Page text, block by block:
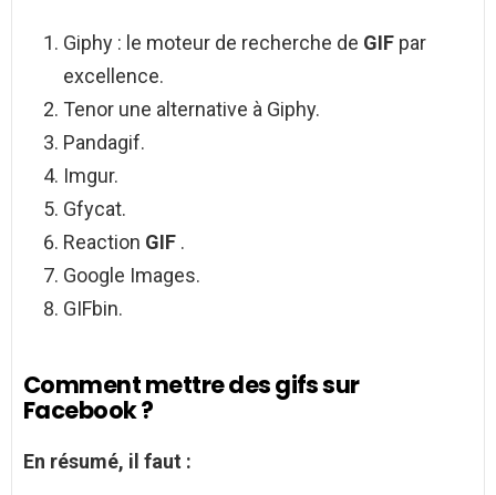
Giphy : le moteur de recherche de GIF par
excellence.
Tenor une alternative à Giphy.
Pandagif.
Imgur.
Gfycat.
Reaction GIF .
Google Images.
GIFbin.
Comment mettre des gifs sur
Facebook ?
En résumé, il faut :